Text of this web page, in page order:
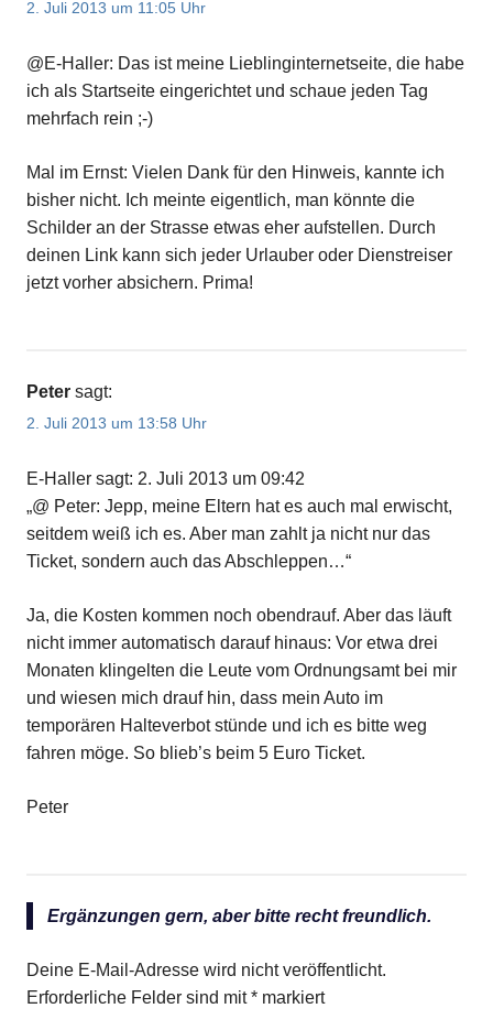
2. Juli 2013 um 11:05 Uhr
@E-Haller: Das ist meine Lieblinginternetseite, die habe
ich als Startseite eingerichtet und schaue jeden Tag
mehrfach rein ;-)
Mal im Ernst: Vielen Dank für den Hinweis, kannte ich
bisher nicht. Ich meinte eigentlich, man könnte die
Schilder an der Strasse etwas eher aufstellen. Durch
deinen Link kann sich jeder Urlauber oder Dienstreiser
jetzt vorher absichern. Prima!
Peter sagt:
2. Juli 2013 um 13:58 Uhr
E-Haller sagt: 2. Juli 2013 um 09:42
„@ Peter: Jepp, meine Eltern hat es auch mal erwischt,
seitdem weiß ich es. Aber man zahlt ja nicht nur das
Ticket, sondern auch das Abschleppen…“
Ja, die Kosten kommen noch obendrauf. Aber das läuft
nicht immer automatisch darauf hinaus: Vor etwa drei
Monaten klingelten die Leute vom Ordnungsamt bei mir
und wiesen mich drauf hin, dass mein Auto im
temporären Halteverbot stünde und ich es bitte weg
fahren möge. So blieb’s beim 5 Euro Ticket.
Peter
Ergänzungen gern, aber bitte recht freundlich.
Deine E-Mail-Adresse wird nicht veröffentlicht.
Erforderliche Felder sind mit* markiert